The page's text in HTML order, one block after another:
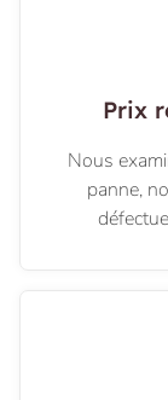
Prix
Nous
panne,